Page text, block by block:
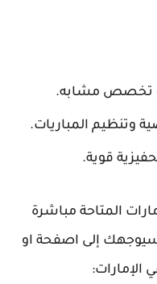
أو تخصص مشابه.
وتنظيم المباريات.
قوية.
المتاحة مباشرة
سيوجهك إلى اصفحة او